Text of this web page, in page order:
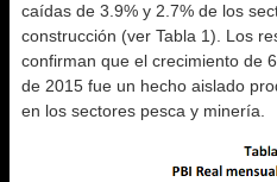
caídas de 3.9% y 2.7% de los
construcción (ver Tabla 1). Los
confirman que el crecimiento de
de 2015 fue un hecho aislado
en los sectores pesca y minería.